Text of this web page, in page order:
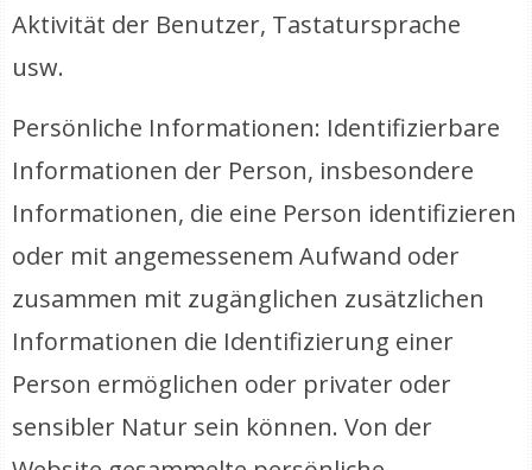
Aktivität der Benutzer, Tastatursprache
usw.
Persönliche Informationen: Identifizierbare
Informationen der Person, insbesondere
Informationen, die eine Person identifizieren
oder mit angemessenem Aufwand oder
zusammen mit zugänglichen zusätzlichen
Informationen die Identifizierung einer
Person ermöglichen oder privater oder
sensibler Natur sein können. Von der